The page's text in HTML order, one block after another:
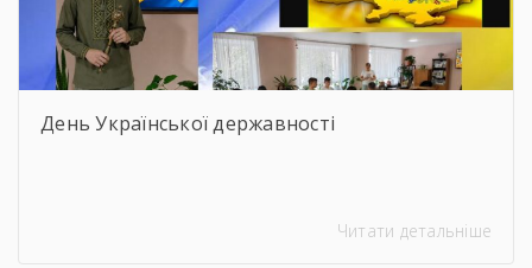
День Української державності
Читати детальніше